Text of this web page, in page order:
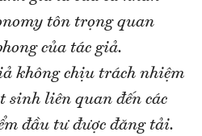
tôn trọng quan
của tác giả.
không chịu trách nhiệm
sinh liên quan đến các
đầu tư được đăng tải.